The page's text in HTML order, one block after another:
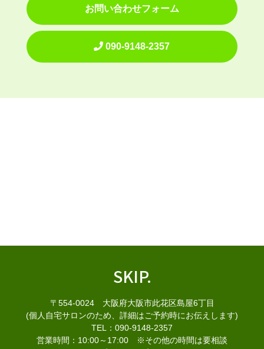
お問い合わせフォーム
090-9148-2357
SKIP.
〒554-0024 大阪府大阪市此花区島屋6丁目
(個人自宅サロンのため、詳細はご予約時にお伝えします)
TEL：090-9148-2357
営業時間：10:00～17:00 ※その他の時間は要相談